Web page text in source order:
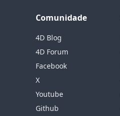
Comunidade
4D Blog
4D Forum
Facebook
X
Youtube
Github